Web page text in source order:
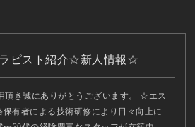
ピスト紹介☆新人情報☆
頂き誠にありがとうございます。 ☆エス
有者による技術研修により日々向上に